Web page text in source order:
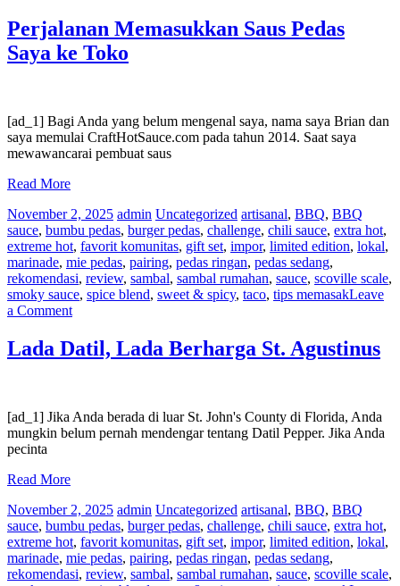
Mengubah
Pembenci
Saus
Cile
Perjalanan Memasukkan Saus Pedas
Saya ke Toko
[ad_1] Bagi Anda yang belum mengenal saya, nama saya Brian dan
saya memulai CraftHotSauce.com pada tahun 2014. Saat saya
mewawancarai pembuat saus
Read More
November 2, 2025 admin Uncategorized artisanal, BBQ, BBQ
sauce, bumbu pedas, burger pedas, challenge, chili sauce, extra hot,
extreme hot, favorit komunitas, gift set, impor, limited edition, lokal,
marinade, mie pedas, pairing, pedas ringan, pedas sedang,
rekomendasi, review, sambal, sambal rumahan, sauce, scoville scale,
smoky sauce, spice blend, sweet & spicy, taco, tips memasakLeave
a Commenton
Memasukkan
Saus
Toko
Lada Datil, Lada Berharga St. Agustinus
[ad_1] Jika Anda berada di luar St. John's County di Florida, Anda
mungkin belum pernah mendengar tentang Datil Pepper. Jika Anda
pecinta
Read More
November 2, 2025 admin Uncategorized artisanal, BBQ, BBQ
sauce, bumbu pedas, burger pedas, challenge, chili sauce, extra hot,
extreme hot, favorit komunitas, gift set, impor, limited edition, lokal,
marinade, mie pedas, pairing, pedas ringan, pedas sedang,
rekomendasi, review, sambal, sambal rumahan, sauce, scoville scale,